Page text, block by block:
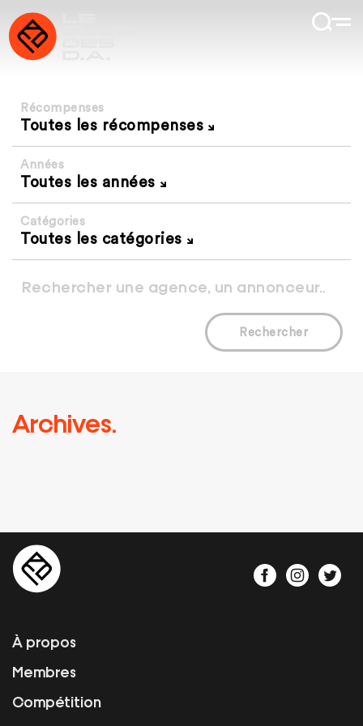
Récompenses
Toutes les récompenses
Années
Toutes les années
Catégories
Toutes les catégories
Rechercher
Archives.
À propos
Membres
Compétition